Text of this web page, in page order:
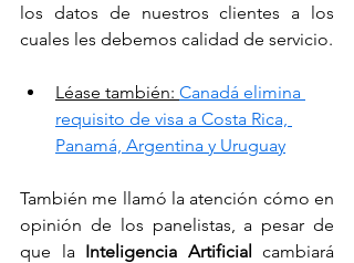
los datos de nuestros clientes a los
cuales les debemos calidad de servicio.
Léase también: Canadá elimina
requisito de visa a Costa Rica,
Panamá, Argentina y Uruguay
También me llamó la atención cómo en
opinión de los panelistas, a pesar de
que la Inteligencia Artificial cambiará